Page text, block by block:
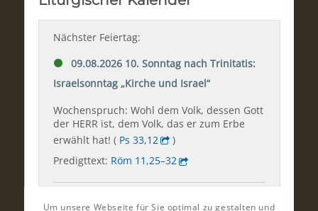
Um unsere Webseite für Sie optimal zu gestalten und